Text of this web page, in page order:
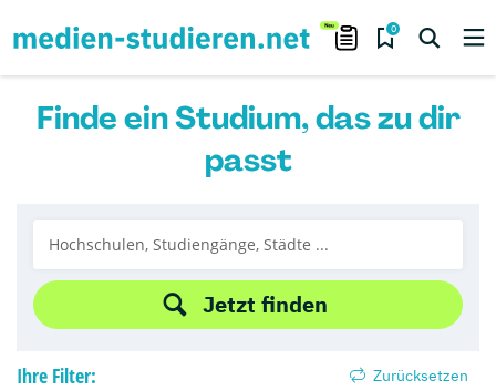
0
Finde ein Studium, das zu dir
passt
Jetzt finden
Ihre Filter: Zurücksetzen